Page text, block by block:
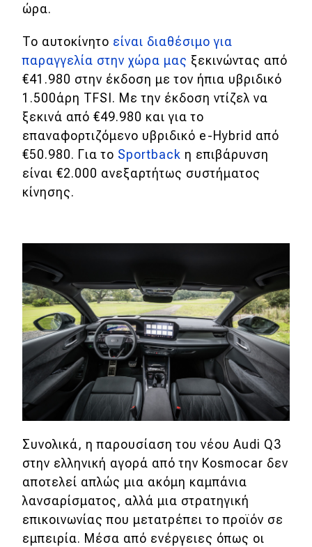
ώρα.
To αυτοκίνητο είναι διαθέσιμο για
παραγγελία στην χώρα μας ξεκινώντας από
€41.980 στην έκδοση με τον ήπια υβριδικό
1.500άρη TFSI. Με την έκδοση ντίζελ να
ξεκινά από €49.980 και για το
επαναφορτιζόμενο υβριδικό e-Hybrid από
€50.980. Για το Sportback η επιβάρυνση
είναι €2.000 ανεξαρτήτως συστήματος
κίνησης.
Συνολικά, η παρουσίαση του νέου Audi Q3
στην ελληνική αγορά από την Kosmocar δεν
αποτελεί απλώς μια ακόμη καμπάνια
λανσαρίσματος, αλλά μια στρατηγική
επικοινωνίας που μετατρέπει το προϊόν σε
εμπειρία. Μέσα από ενέργειες όπως οι